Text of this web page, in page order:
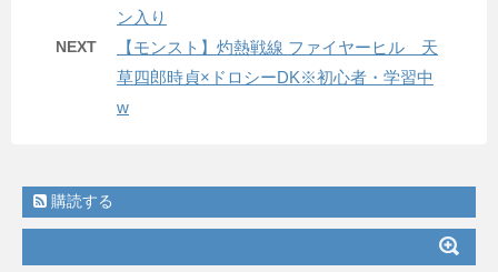
ン入り
NEXT
【モンスト】灼熱戦線 ファイヤーヒル 天
草四郎時貞×ドロシーDK※初心者・学習中
w
購読する